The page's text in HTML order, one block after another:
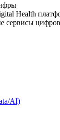
Health
сервисы
AI)